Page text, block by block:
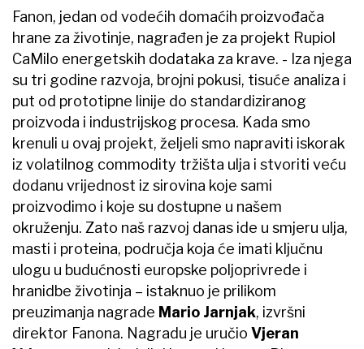
Fanon, jedan od vodećih domaćih proizvođača
hrane za životinje, nagrađen je za projekt Rupiol
CaMilo energetskih dodataka za krave. - Iza njega
su tri godine razvoja, brojni pokusi, tisuće analiza i
put od prototipne linije do standardiziranog
proizvoda i industrijskog procesa. Kada smo
krenuli u ovaj projekt, željeli smo napraviti iskorak
iz volatilnog commodity tržišta ulja i stvoriti veću
dodanu vrijednost iz sirovina koje sami
proizvodimo i koje su dostupne u našem
okruženju. Zato naš razvoj danas ide u smjeru ulja,
masti i proteina, područja koja će imati ključnu
ulogu u budućnosti europske poljoprivrede i
hranidbe životinja – istaknuo je prilikom
preuzimanja nagrade Mario Jarnjak, izvršni
direktor Fanona. Nagradu je uručio Vjeran